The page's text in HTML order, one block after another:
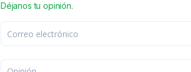
Déjanos tu opinión.